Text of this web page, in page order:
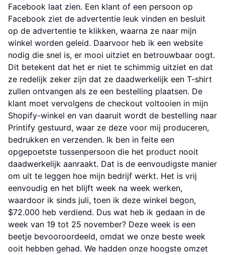
Facebook laat zien. Een klant of een persoon op
Facebook ziet de advertentie leuk vinden en besluit
op de advertentie te klikken, waarna ze naar mijn
winkel worden geleid. Daarvoor heb ik een website
nodig die snel is, er mooi uitziet en betrouwbaar oogt.
Dit betekent dat het er niet te schimmig uitziet en dat
ze redelijk zeker zijn dat ze daadwerkelijk een T-shirt
zullen ontvangen als ze een bestelling plaatsen. De
klant moet vervolgens de checkout voltooien in mijn
Shopify-winkel en van daaruit wordt de bestelling naar
Printify gestuurd, waar ze deze voor mij produceren,
bedrukken en verzenden. Ik ben in feite een
opgepoetste tussenpersoon die het product nooit
daadwerkelijk aanraakt. Dat is de eenvoudigste manier
om uit te leggen hoe mijn bedrijf werkt. Het is vrij
eenvoudig en het blijft week na week werken,
waardoor ik sinds juli, toen ik deze winkel begon,
$72.000 heb verdiend. Dus wat heb ik gedaan in de
week van 19 tot 25 november? Deze week is een
beetje bevooroordeeld, omdat we onze beste week
ooit hebben gehad. We hadden onze hoogste omzet